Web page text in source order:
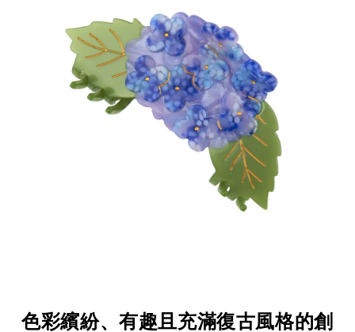
色彩繽紛、有趣且充滿復古風格的創